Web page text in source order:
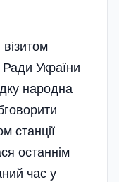
України
народна
станції
останнім
час у